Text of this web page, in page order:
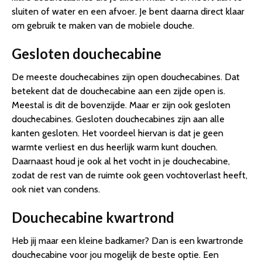
sluiten of water en een afvoer. Je bent daarna direct klaar
om gebruik te maken van de mobiele douche.
Gesloten douchecabine
De meeste douchecabines zijn open douchecabines. Dat
betekent dat de douchecabine aan een zijde open is.
Meestal is dit de bovenzijde. Maar er zijn ook gesloten
douchecabines. Gesloten douchecabines zijn aan alle
kanten gesloten. Het voordeel hiervan is dat je geen
warmte verliest en dus heerlijk warm kunt douchen.
Daarnaast houd je ook al het vocht in je douchecabine,
zodat de rest van de ruimte ook geen vochtoverlast heeft,
ook niet van condens.
Douchecabine kwartrond
Heb jij maar een kleine badkamer? Dan is een kwartronde
douchecabine voor jou mogelijk de beste optie. Een